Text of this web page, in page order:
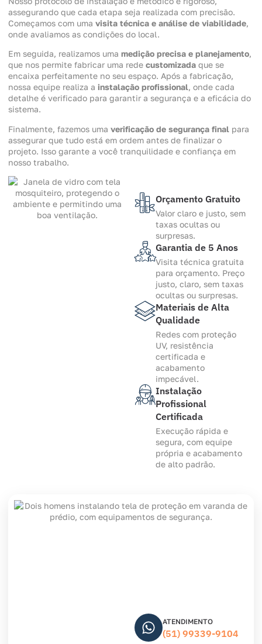
assegurando que cada etapa seja realizada com precisão.
Começamos com uma visita técnica e análise de viabilidade,
onde avaliamos as condições do local.
Em seguida, realizamos uma medição precisa e planejamento,
que nos permite fabricar uma rede customizada que se
encaixa perfeitamente no seu espaço. Após a fabricação,
nossa equipe realiza a instalação profissional, onde cada
detalhe é verificado para garantir a segurança e a eficácia do
sistema.
Finalmente, fazemos uma verificação de segurança final para
assegurar que tudo está em ordem antes de finalizar o
projeto. Isso garante a você tranquilidade e confiança em
nosso trabalho.
Orçamento Gratuito
Valor claro e justo, sem
taxas ocultas ou
surpresas.
Garantia de 5 Anos
Visita técnica gratuita
para orçamento. Preço
justo, claro, sem taxas
ocultas ou surpresas.
Materiais de Alta
Qualidade
Redes com proteção
UV, resistência
certificada e
acabamento
impecável.
Instalação
Profissional
Certificada
Execução rápida e
segura, com equipe
própria e acabamento
de alto padrão.
ATENDIMENTO
(51) 99339-9104